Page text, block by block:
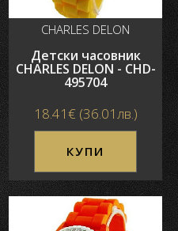
CHARLES DELON
Детски часовник
CHARLES DELON - CHD-
495704
18.41€ (36.01лв.)
КУПИ